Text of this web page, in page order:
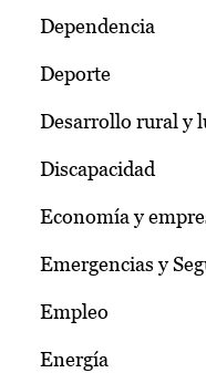
Dependencia
Deporte
Desarrollo rural y
Discapacidad
Economía y
Emergencias y
Empleo
Energía